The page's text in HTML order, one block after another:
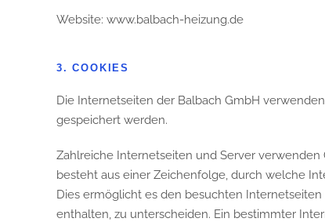
Website: www.balbach-heizung.de
3. COOKIES
Die Internetseiten der Balbach GmbH
gespeichert werden.
Zahlreiche Internetseiten und Server verwenden
besteht aus einer Zeichenfolge, durch welche
Dies ermöglicht es den besuchten
enthalten, zu unterscheiden. Ein bestimmter